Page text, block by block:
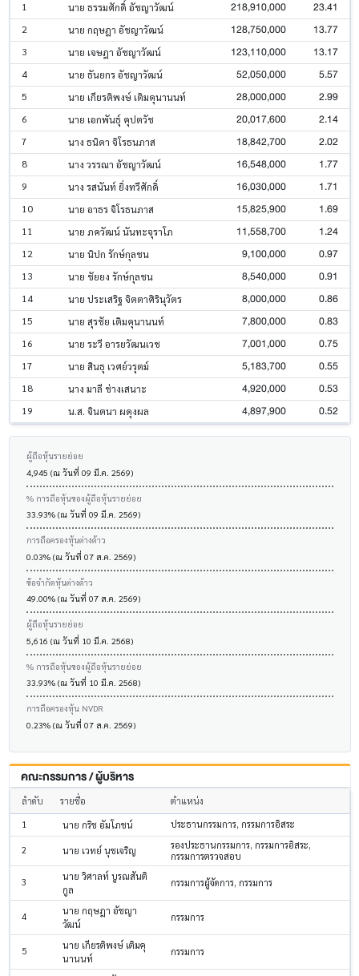
1 นาย ธรรมศักดิ์ อัชญาวัฒน์ 218,910,000 23.41
2 นาย กฤษฎา อัชญาวัฒน์ 128,750,000 13.77
3 นาย เจษฎา อัชญาวัฒน์ 123,110,000 13.17
4 นาย ธันยกร อัชญาวัฒน์ 52,050,000 5.57
5 นาย เกียรติพงษ์ เติมคุนานนท์ 28,000,000 2.99
6 นาย เอกพันธุ์ คุปตวัช 20,017,600 2.14
7 นาง ธนิดา จิโรธนภาส 18,842,700 2.02
8 นาง วรรณา อัชญาวัฒน์ 16,548,000 1.77
9 นาง รสนันท์ ยิ่งทวีศักดิ์ 16,030,000 1.71
10 นาย อาธร จิโรธนภาส 15,825,900 1.69
11 นาย ภควัฒน์ นันทะจุราโภ 11,558,700 1.24
12 นาย นิปก รักษ์กุลชน 9,100,000 0.97
13 นาย ชัยยง รักษ์กุลชน 8,540,000 0.91
14 นาย ประเสริฐ จิตตาศิรินุวัตร 8,000,000 0.86
15 นาย สุรชัย เติมคุนานนท์ 7,800,000 0.83
16 นาย ระวี อารยวัฒนเวช 7,001,000 0.75
17 นาย สินธุ เวศย์วรุตม์ 5,183,700 0.55
18 นาง มาลี ช่างเสนาะ 4,920,000 0.53
19 น.ส. จินตนา ผดุงผล 4,897,900 0.52
ผู้ถือหุ้นรายย่อย
4,945 (ณ วันที่ 09 มี.ค. 2569)
% การถือหุ้นของผู้ถือหุ้นรายย่อย
33.93% (ณ วันที่ 09 มี.ค. 2569)
การถือครองหุ้นต่างด้าว
0.03% (ณ วันที่ 07 ส.ค. 2569)
ข้อจำกัดหุ้นต่างด้าว
49.00% (ณ วันที่ 07 ส.ค. 2569)
ผู้ถือหุ้นรายย่อย
5,616 (ณ วันที่ 10 มี.ค. 2568)
% การถือหุ้นของผู้ถือหุ้นรายย่อย
33.93% (ณ วันที่ 10 มี.ค. 2568)
การถือครองหุ้น NVDR
0.23% (ณ วันที่ 07 ส.ค. 2569)
คณะกรรมการ / ผู้บริหาร
ลำดับ รายชื่อ
ตำแหน่ง
1
นาย กริช อัมโภชน์ ประธานกรรมการ, กรรมการอิสระ
2 นาย เวทย์ นุชเจริญ
รองประธานกรรมการ, กรรมการอิสระ,
กรรมการตรวจสอบ
3
นาย วิศาลท์ บูรณสันติ
กูล
กรรมการผู้จัดการ, กรรมการ
4
นาย กฤษฎา อัชญา
วัฒน์
กรรมการ
5
นาย เกียรติพงษ์ เติมคุ
นานนท์
กรรมการ